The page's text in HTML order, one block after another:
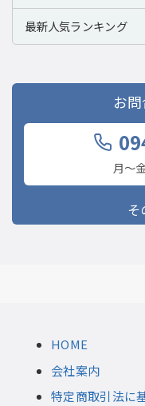
最新人気ランキング
お
月〜
HOME
会社案内
特定商取引法に